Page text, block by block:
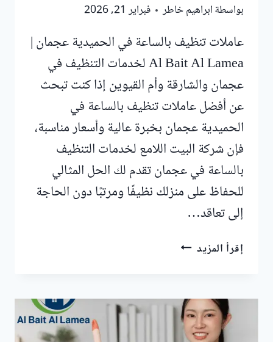
بواسطةابراهيم خاطر فبراير 21, 2026
عاملات تنظيف بالساعة في الحميدية عجمان |
Al Bait Al Lamea لخدمات التنظيف في
عجمان والشارقة وأم القيوين إذا كنت تبحث
عن أفضل عاملات تنظيف بالساعة في
الحميدية عجمان بخبرة عالية وأسعار مناسبة،
فإن شركة البيت اللامع لخدمات التنظيف
بالساعة في عجمان تقدم لك الحل المثالي
للحفاظ على منزلك نظيفًا ومرتبًا دون الحاجة
إلى تعاقد…
إقرأ المزيدعاملات
في
الحميدية
عجمان